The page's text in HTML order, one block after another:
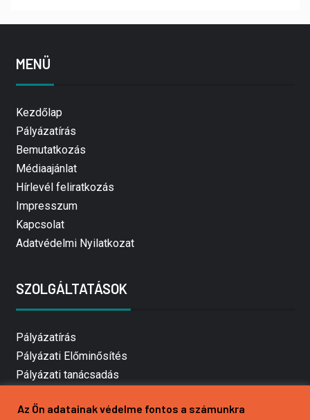
MENÜ
Kezdőlap
Pályázatírás
Bemutatkozás
Médiaajánlat
Hírlevél feliratkozás
Impresszum
Kapcsolat
Adatvédelmi Nyilatkozat
SZOLGÁLTATÁSOK
Pályázatírás
Pályázati Előminősítés
Pályázati tanácsadás
Mezőgazdasági pályázatírás
Az Ön adatainak védelme fontos a számunkra